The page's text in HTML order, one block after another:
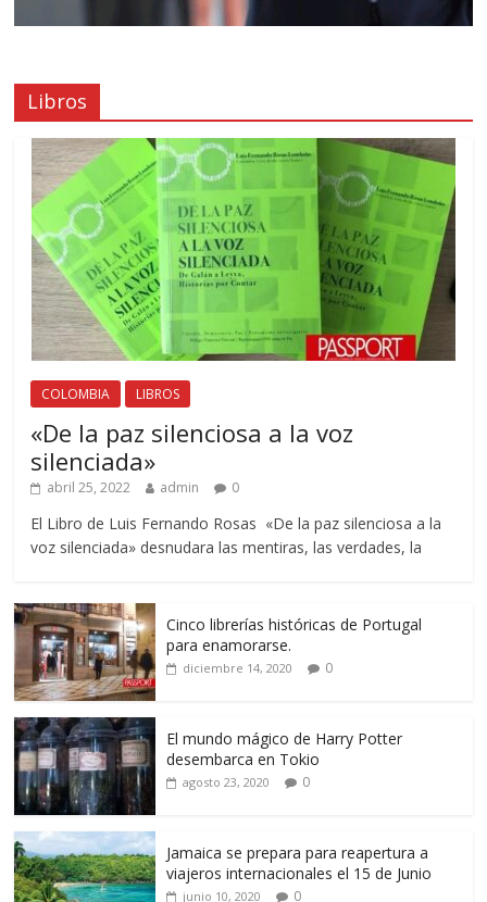
Libros
COLOMBIA LIBROS
«De la paz silenciosa a la voz
silenciada»
abril 25, 2022 admin 0
El Libro de Luis Fernando Rosas «De la paz silenciosa a la
voz silenciada» desnudara las mentiras, las verdades, la
Cinco librerías históricas de Portugal
para enamorarse.
diciembre 14, 2020 0
El mundo mágico de Harry Potter
desembarca en Tokio
agosto 23, 2020 0
Jamaica se prepara para reapertura a
viajeros internacionales el 15 de Junio
junio 10, 2020 0